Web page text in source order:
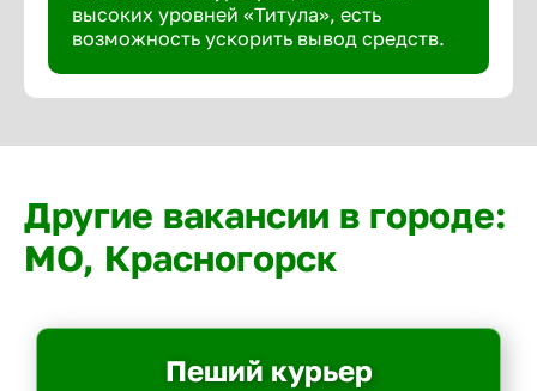
высоких уровней «Титула», есть
возможность ускорить вывод средств.
Другие вакансии в городе:
МО, Красногорск
Пеший курьер